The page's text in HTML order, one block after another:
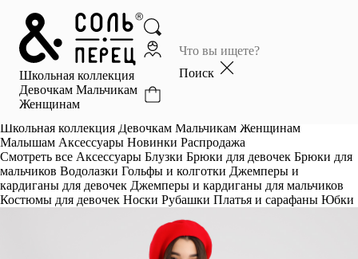
Школьная коллекция
Девочкам Мальчикам
Женщинам
Поиск
Главная
Каталог
Избранное
Школьная коллекция Девочкам Мальчикам Женщинам
Малышам Аксессуары Новинки Распродажа
Смотреть все Аксессуары Блузки Брюки для девочек Брюки для
мальчиков Водолазки Гольфы и колготки Джемперы и
кардиганы для девочек Джемперы и кардиганы для мальчиков
Костюмы для девочек Носки Рубашки Платья и сарафаны Юбки